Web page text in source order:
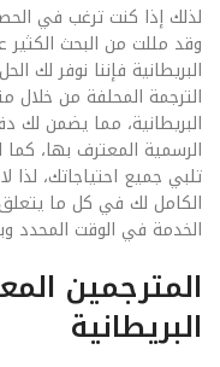
لذلك إذا كنت ترغب في
وقد مللت من البحث
البريطانية فإننا نوفر لك
الترجمة المحلفة من خلال
البريطانية، مما يضمن لك
الرسمية المعترف بها، كما
تلبي جميع احتياجاتك، لذا
الكامل لك في كل ما
الخدمة في الوقت المحدد
المترجمين
البريطانية